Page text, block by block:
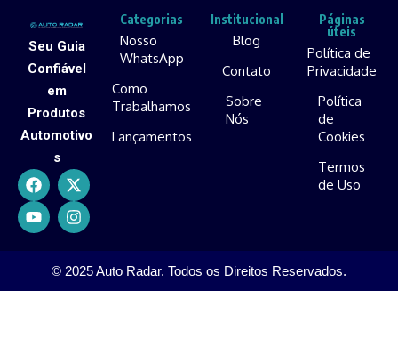
Seu Guia
Confiável
em
Produtos
Automotivo
s
Categorias
Nosso
WhatsApp
Como
Trabalhamos
Lançamentos
Institucional
Blog
Contato
Sobre
Nós
Páginas
úteis
Política de
Privacidade
Política
de
Cookies
Termos
de Uso
© 2025 Auto Radar. Todos os Direitos Reservados.